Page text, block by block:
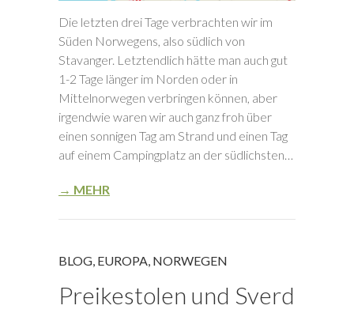
Die letzten drei Tage verbrachten wir im
Süden Norwegens, also südlich von
Stavanger. Letztendlich hätte man auch gut
1-2 Tage länger im Norden oder in
Mittelnorwegen verbringen können, aber
irgendwie waren wir auch ganz froh über
einen sonnigen Tag am Strand und einen Tag
auf einem Campingplatz an der südlichsten…
→ MEHR
BLOG, EUROPA, NORWEGEN
Preikestolen und Sverd